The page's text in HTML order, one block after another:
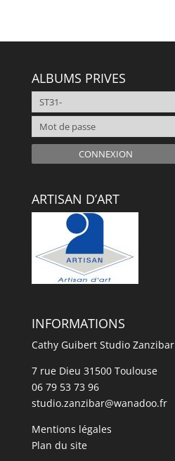
ALBUMS PRIVES
CONNEXION
ARTISAN D’ART
INFORMATIONS
Cathy Guibert Studio Zanzibar
7 rue Dieu 31500 Toulouse
06 79 53 73 96
studio.zanzibar@wanadoo.fr
Mentions légales
Plan du site